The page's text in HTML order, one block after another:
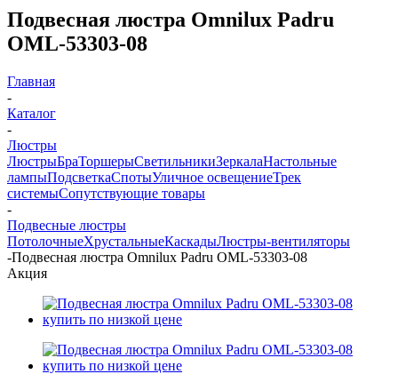
Подвесная люстра Omnilux Padru
OML-53303-08
Главная
-
Каталог
-
Люстры
ЛюстрыБраТоршерыСветильникиЗеркалаНастольные
лампыПодсветкаСпотыУличное освещениеТрек
системыСопутствующие товары
-
Подвесные люстры
ПотолочныеХрустальныеКаскадыЛюстры-вентиляторы
-Подвесная люстра Omnilux Padru OML-53303-08
Акция